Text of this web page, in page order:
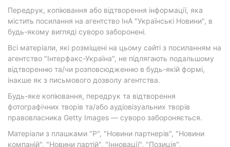
Передрук, копіювання або відтворення інформації, яка
містить посилання на агентство ІнА "Українські Новини", в
будь-якому вигляді суворо заборонені.
Всі матеріали, які розміщені на цьому сайті з посиланням на
агентство "Інтерфакс-Україна", не підлягають подальшому
відтворенню та/чи розповсюдженню в будь-якій формі,
інакше як з письмового дозволу агентства.
Будь-яке копіювання, передрук та відтворення
фотографічних творів та/або аудіовізуальних творів
правовласника Getty Images — суворо забороняється.
Матеріали з плашками "Р", "Новини партнерів", "Новини
компаній", "Новини партій", "Інновації", "Позиція",